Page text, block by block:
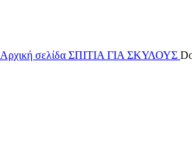
Αρχική σελίδα ΣΠΙΤΙΑ ΓΙΑ ΣΚΥΛΟΥΣ